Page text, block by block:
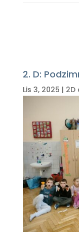
2. D:
Lis 3, 2025 | 2D